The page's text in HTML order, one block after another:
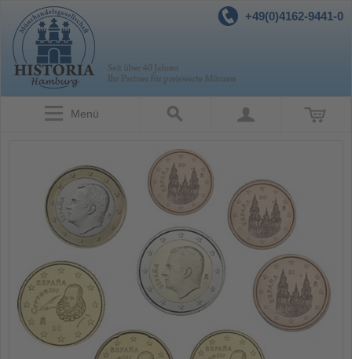
+49(0)4162-9441-0
Menü